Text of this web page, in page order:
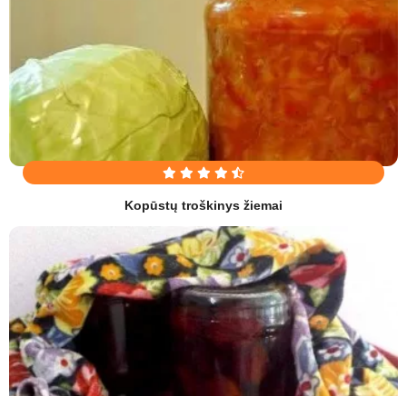
Kopūstų troškinys žiemai